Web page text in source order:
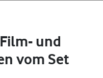
und
vom Set